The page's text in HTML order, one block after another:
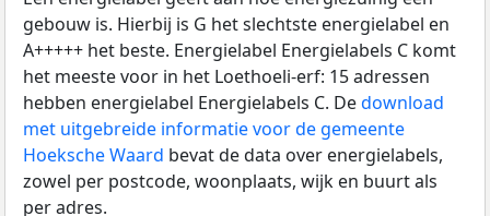
gebouw is. Hierbij is G het slechtste energielabel en
A+++++ het beste. Energielabel Energielabels C komt
het meeste voor in het Loethoeli-erf: 15 adressen
hebben energielabel Energielabels C. Dedownload
met uitgebreide informatie voor de gemeente
Hoeksche Waard bevat de data over energielabels,
zowel per postcode, woonplaats, wijk en buurt als
per adres.